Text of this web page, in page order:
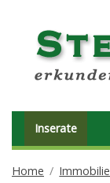
Inserate
Home